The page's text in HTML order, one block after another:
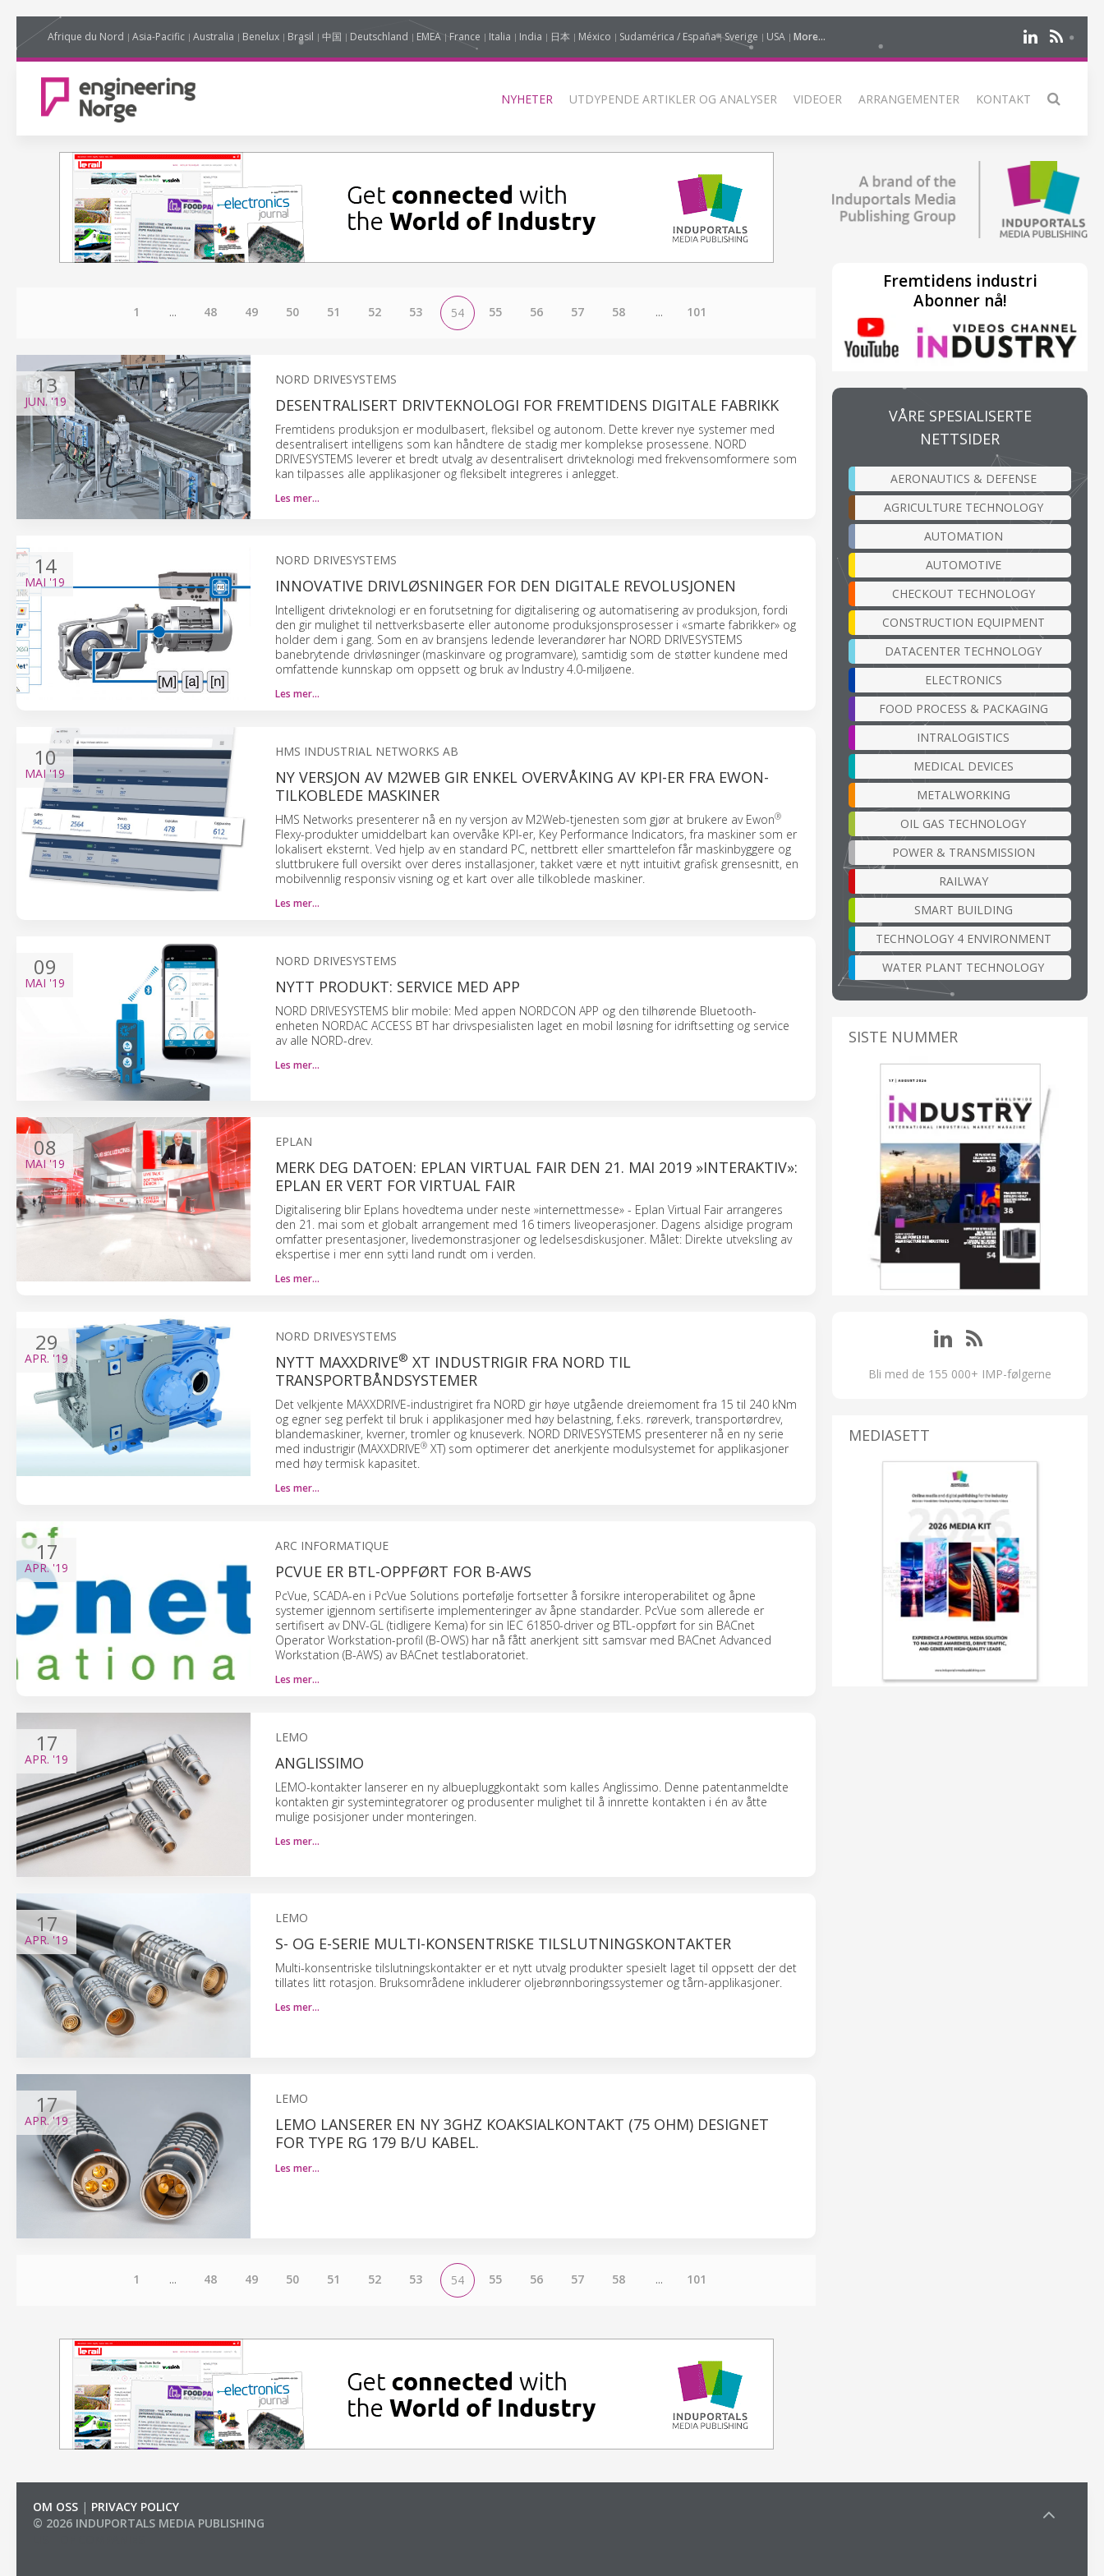
Afrique du Nord Asia-Pacific Australia Benelux Brasil 中国 Deutschland EMEA France Italia India 日本 México Sudamérica / España Sverige USA More...
NYHETER UTDYPENDE ARTIKLER OG ANALYSER VIDEOER ARRANGEMENTER KONTAKT
1 ... 48 49 50 51 52 53 54 55 56 57 58 ... 101
13
JUN. '19
NORD DRIVESYSTEMS
DESENTRALISERT DRIVTEKNOLOGI FOR FREMTIDENS DIGITALE FABRIKK
Fremtidens produksjon er modulbasert, fleksibel og autonom. Dette krever nye systemer med
desentralisert intelligens som kan håndtere de stadig mer komplekse prosessene. NORD
DRIVESYSTEMS leverer et bredt utvalg av desentralisert drivteknologi med frekvensomformere som
kan tilpasses alle applikasjoner og fleksibelt integreres i anlegget.
Les mer…
14
MAI '19
NORD DRIVESYSTEMS
INNOVATIVE DRIVLØSNINGER FOR DEN DIGITALE REVOLUSJONEN
Intelligent drivteknologi er en forutsetning for digitalisering og automatisering av produksjon, fordi
den gir mulighet til nettverksbaserte eller autonome produksjonsprosesser i «smarte fabrikker» og
holder dem i gang. Som en av bransjens ledende leverandører har NORD DRIVESYSTEMS
banebrytende drivløsninger (maskinvare og programvare), samtidig som de støtter kundene med
omfattende kunnskap om oppsett og bruk av Industry 4.0-miljøene.
Les mer…
10
MAI'19
HMS INDUSTRIAL NETWORKS AB
NY VERSJON AV M2WEB GIR ENKEL OVERVÅKING AV KPI-ER FRA EWON-
TILKOBLEDE MASKINER
HMS Networks presenterer nå en ny versjon av M2Web-tjenesten som gjør at brukere av Ewon®
Flexy-produkter umiddelbart kan overvåke KPI-er, Key Performance Indicators, fra maskiner som er
lokalisert eksternt. Ved hjelp av en standard PC, nettbrett eller smarttelefon får maskinbyggere og
sluttbrukere full oversikt over deres installasjoner, takket være et nytt intuitivt grafisk grensesnitt, en
mobilvennlig responsiv visning og et kart over alle tilkoblede maskiner.
Les mer…
09
MAI '19
NORD DRIVESYSTEMS
NYTT PRODUKT: SERVICE MED APP
NORD DRIVESYSTEMS blir mobile: Med appen NORDCON APP og den tilhørende Bluetooth-
enheten NORDAC ACCESS BT har drivspesialisten laget en mobil løsning for idriftsetting og service
av alle NORD-drev.
Les mer…
08
MAI'19
EPLAN
MERK DEG DATOEN: EPLAN VIRTUAL FAIR DEN 21. MAI 2019 »INTERAKTIV»:
EPLAN ER VERT FOR VIRTUAL FAIR
Digitalisering blir Eplans hovedtema under neste »internettmesse» - Eplan Virtual Fair arrangeres
den 21. mai som et globalt arrangement med 16 timers liveoperasjoner. Dagens alsidige program
omfatter presentasjoner, livedemonstrasjoner og ledelsesdiskusjoner. Målet: Direkte utveksling av
ekspertise i mer enn sytti land rundt om i verden.
Les mer…
29
APR. '19
NORD DRIVESYSTEMS
NYTT MAXXDRIVE® XT INDUSTRIGIR FRA NORD TIL
TRANSPORTBÅNDSYSTEMER
Det velkjente MAXXDRIVE-industrigiret fra NORD gir høye utgående dreiemoment fra 15 til 240 kNm
og egner seg perfekt til bruk i applikasjoner med høy belastning, f.eks. røreverk, transportørdrev,
blandemaskiner, kverner, tromler og knuseverk. NORD DRIVESYSTEMS presenterer nå en ny serie
med industrigir (MAXXDRIVE®XT) som optimerer det anerkjente modulsystemet for applikasjoner
med høy termisk kapasitet.
Les mer…
17
APR.'19
ARC INFORMATIQUE
PCVUE ER BTL-OPPFØRT FOR B-AWS
PcVue, SCADA-en i PcVue Solutions portefølje fortsetter å forsikre interoperabilitet og åpne
systemer igjennom sertifiserte implementeringer av åpne standarder. PcVue som allerede er
sertifisert av DNV-GL (tidligere Kema) for sin IEC 61850-driver og BTL-oppført for sin BACnet
Operator Workstation-profil (B-OWS) har nå fått anerkjent sitt samsvar med BACnet Advanced
Workstation (B-AWS) av BACnet testlaboratoriet.
Les mer…
17
APR. '19
LEMO
ANGLISSIMO
LEMO-kontakter lanserer en ny albuepluggkontakt som kalles Anglissimo. Denne patentanmeldte
kontakten gir systemintegratorer og produsenter mulighet til å innrette kontakten i én av åtte
mulige posisjoner under monteringen.
Les mer…
17
APR. '19
LEMO
S- OG E-SERIE MULTI-KONSENTRISKE TILSLUTNINGSKONTAKTER
Multi-konsentriske tilslutningskontakter er et nytt utvalg produkter spesielt laget til oppsett der det
tillates litt rotasjon. Bruksområdene inkluderer oljebrønnboringssystemer og tårn-applikasjoner.
Les mer…
17
APR.'19
LEMO
LEMO LANSERER EN NY 3GHZ KOAKSIALKONTAKT (75 OHM) DESIGNET
FOR TYPE RG 179 B/U KABEL.
Les mer…
1 ... 48 49 50 51 52 53 54 55 56 57 58 ... 101
Fremtidens industri
Abonner nå!
VÅRE SPESIALISERTE
NETTSIDER
AERONAUTICS & DEFENSE
AGRICULTURE TECHNOLOGY
AUTOMATION
AUTOMOTIVE
CHECKOUT TECHNOLOGY
CONSTRUCTION EQUIPMENT
DATACENTER TECHNOLOGY
ELECTRONICS
FOOD PROCESS & PACKAGING
INTRALOGISTICS
MEDICAL DEVICES
METALWORKING
OIL GAS TECHNOLOGY
POWER & TRANSMISSION
RAILWAY
SMART BUILDING
TECHNOLOGY 4 ENVIRONMENT
WATER PLANT TECHNOLOGY
SISTE NUMMER
Bli med de 155 000+ IMP-følgerne
MEDIASETT
OM OSS | PRIVACY POLICY
© 2026 INDUPORTALS MEDIA PUBLISHING